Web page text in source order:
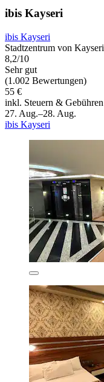
ibis Kayseri
ibis Kayseri
Stadtzentrum von Kayseri
8,2/10
Sehr gut
(1.002 Bewertungen)
55 €
inkl. Steuern & Gebühren
27. Aug.–28. Aug.
ibis Kayseri